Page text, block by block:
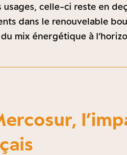
celle-ci reste en
dans le renouvelable
mix énergétique à